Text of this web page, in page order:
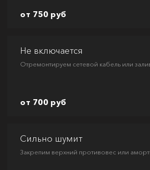
от 750 руб
Не включается
Отремонтируем сетевой кабель или
от 700 руб
Сильно шумит
Закрепим верхний противовес или